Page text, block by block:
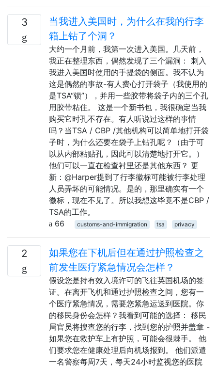
3
当我进入美国时，为什么在我的行李
箱上钻了个洞？
大约一个月前，我第一次进入美国。几天前，
我正在整理东西，偶然发现了三个漏洞： 刺入
我进入美国时使用的手提袋的侧面。我不认为
这是偶然的事故-有人费心打开袋子（我使用的
是TSA“锁”），并用一些胶带将袋子内的三个孔
用胶带粘住。 这是一个新书包，我很确定当我
购买它时孔不存在。有人听说过这样的事情
吗？当TSA / CBP /其他机构可以简单地打开袋
子时，为什么还要在袋子上钻孔呢？（由于可
以从内部粘贴孔，因此可以清楚地打开它。）
他们可以一直在检查衬里还是其他东西？ 更
新：@Harper提到了行李徽标可能被行李处理
人员弄坏的可能情况。是的，那里确实有一个
徽标，现在不见了。所以我想这毕竟不是CBP /
TSA的工作。
66
customs-and-immigration tsa privacy
2
如果您在下机后但在通过护照检查之
前发生医疗紧急情况会怎样？
假设您是持有效入境许可的飞往英国机场的签
证。在离开飞机和通过护照检查之间，您有一
个医疗紧急情况，需要您紧急运送到医院。你
的移民身份会怎样？我看到可能的选择： 移民
局官员将搜查您的行李，找到您的护照并盖章 -
如果您在救护车上有护照，可能会很棘手。 他
们要求您在健康处理后向机场报到。 他们派遣
一名警察每周7天，每天24小时监视您的医院